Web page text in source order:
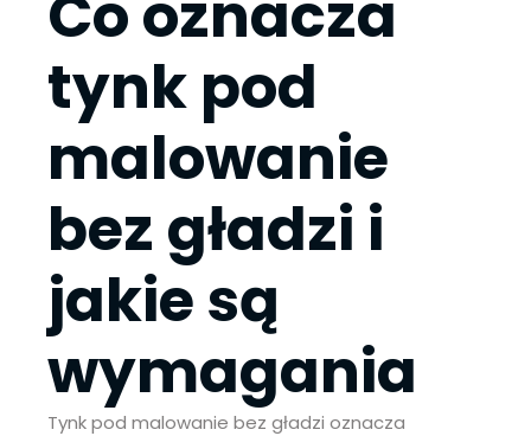
tynk pod
malowanie
bez gładzi i
jakie są
wymagania
Tynk pod malowanie bez gładzi oznacza